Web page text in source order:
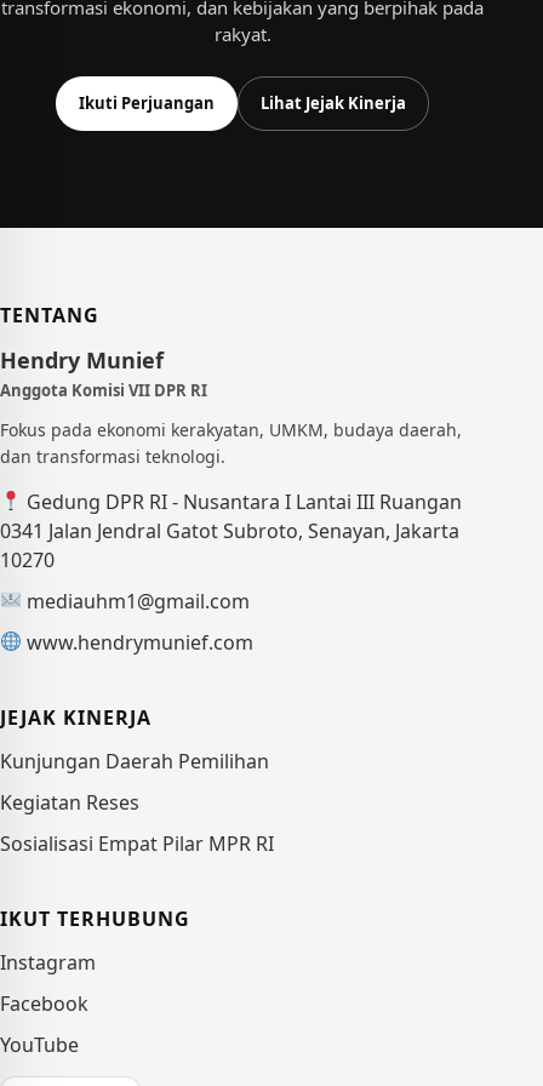
transformasi ekonomi, dan kebijakan yang berpihak pada
rakyat.
Ikuti Perjuangan Lihat Jejak Kinerja
TENTANG
Hendry Munief
Anggota Komisi VII DPR RI
Fokus pada ekonomi kerakyatan, UMKM, budaya daerah,
dan transformasi teknologi.
Gedung DPR RI - Nusantara I Lantai III Ruangan
0341 Jalan Jendral Gatot Subroto, Senayan, Jakarta
10270
mediauhm1@gmail.com
www.hendrymunief.com
JEJAK KINERJA
Kunjungan Daerah Pemilihan
Kegiatan Reses
Sosialisasi Empat Pilar MPR RI
IKUT TERHUBUNG
Instagram
Facebook
YouTube